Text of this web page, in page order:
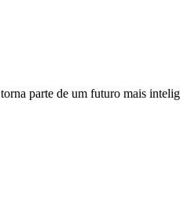
parte de um futuro mais